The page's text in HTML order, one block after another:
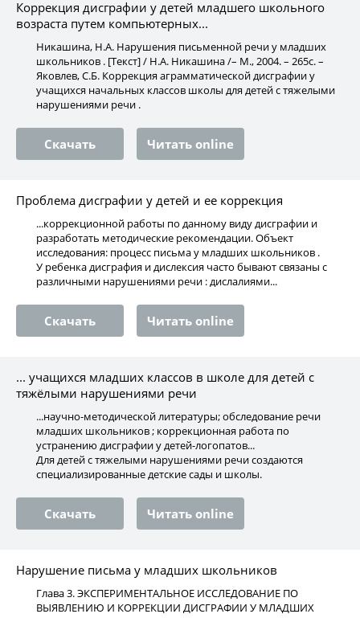
Коррекция дисграфии у детей младшего школьного
возраста путем компьютерных...
Никашина, Н.А. Нарушения письменной речи у младших
школьников . [Текст] / Н.А. Никашина /– М., 2004. – 265с. –
Яковлев, С.Б. Коррекция аграмматической дисграфии у
учащихся начальных классов школы для детей с тяжелыми
нарушениями речи .
Скачать Читать online
Проблема дисграфии у детей и ее коррекция
...коррекционной работы по данному виду дисграфии и
разработать методические рекомендации. Объект
исследования: процесс письма у младших школьников .
У ребенка дисграфия и дислексия часто бывают связаны с
различными нарушениями речи : дислалиями...
Скачать Читать online
... учащихся младших классов в школе для детей с
тяжёлыми нарушениями речи
...научно-методической литературы; обследование речи
младших школьников ; коррекционная работа по
устранению дисграфии у детей-логопатов...
Для детей с тяжелыми нарушениями речи создаются
специализированные детские сады и школы.
Скачать Читать online
Нарушение письма у младших школьников
Глава 3. ЭКСПЕРИМЕНТАЛЬНОЕ ИССЛЕДОВАНИЕ ПО
ВЫЯВЛЕНИЮ И КОРРЕКЦИИ ДИСГРАФИИ У МЛАДШИХ